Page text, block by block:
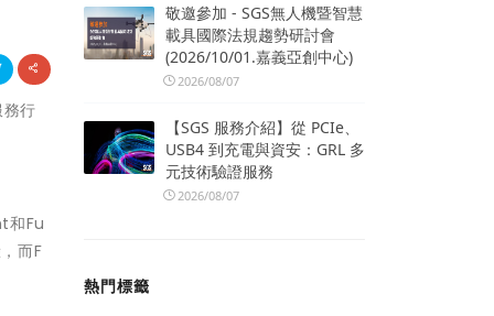
行
和Fu
而F
敬邀參加 - SGS無人機暨智慧
載具國際法規趨勢研討會
(2026/10/01.嘉義亞創中心)
2026/08/07
【SGS 服務介紹】從 PCIe、
USB4 到充電與資安：GRL 多
元技術驗證服務
2026/08/07
熱門標籤